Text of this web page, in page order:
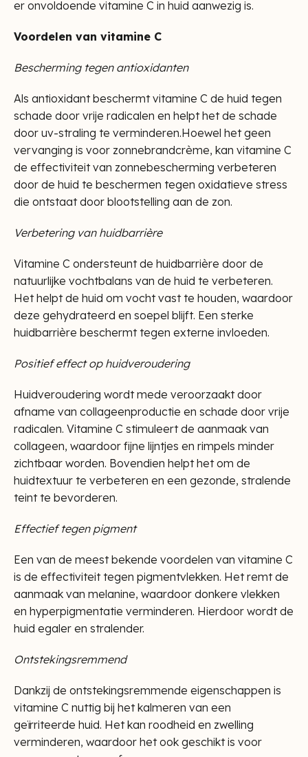
er onvoldoende vitamine C in huid aanwezig is.
Voordelen van vitamine C
Bescherming tegen antioxidanten
Als antioxidant beschermt vitamine C de huid tegen
schade door vrije radicalen en helpt het de schade
door uv-straling te verminderen.Hoewel het geen
vervanging is voor zonnebrandcrème, kan vitamine C
de effectiviteit van zonnebescherming verbeteren
door de huid te beschermen tegen oxidatieve stress
die ontstaat door blootstelling aan de zon.
Verbetering van huidbarrière
Vitamine C ondersteunt de huidbarrière door de
natuurlijke vochtbalans van de huid te verbeteren.
Het helpt de huid om vocht vast te houden, waardoor
deze gehydrateerd en soepel blijft. Een sterke
huidbarrière beschermt tegen externe invloeden.
Positief effect op huidveroudering
Huidveroudering wordt mede veroorzaakt door
afname van collageenproductie en schade door vrije
radicalen. Vitamine C stimuleert de aanmaak van
collageen, waardoor fijne lijntjes en rimpels minder
zichtbaar worden. Bovendien helpt het om de
huidtextuur te verbeteren en een gezonde, stralende
teint te bevorderen.
Effectief tegen pigment
Een van de meest bekende voordelen van vitamine C
is de effectiviteit tegen pigmentvlekken. Het remt de
aanmaak van melanine, waardoor donkere vlekken
en hyperpigmentatie verminderen. Hierdoor wordt de
huid egaler en stralender.
Ontstekingsremmend
Dankzij de ontstekingsremmende eigenschappen is
vitamine C nuttig bij het kalmeren van een
geïrriteerde huid. Het kan roodheid en zwelling
verminderen, waardoor het ook geschikt is voor